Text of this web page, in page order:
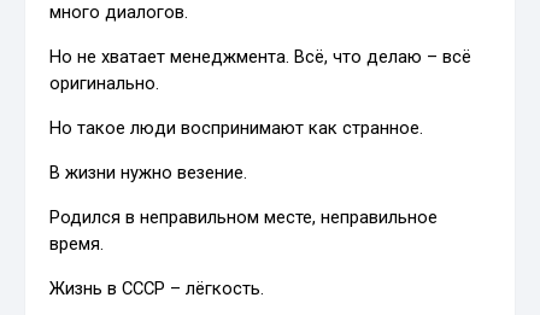
много диалогов.
Но не хватает менеджмента. Всё, что делаю – всё
оригинально.
Но такое люди воспринимают как странное.
В жизни нужно везение.
Родился в неправильном месте, неправильное
время.
Жизнь в СССР – лёгкость.